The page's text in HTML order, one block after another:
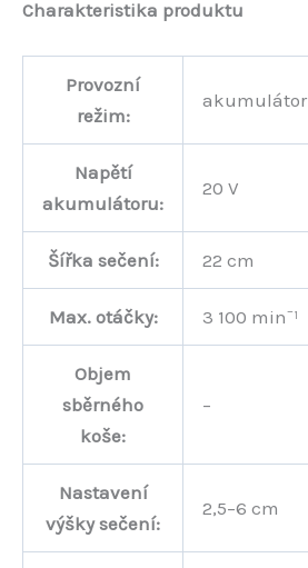
Charakteristika produktu
Provozní
režim:
akumulátor
Napětí
akumulátoru:
20 V
Šířka sečení: 22 cm
Max. otáčky: 3 100 min⁻¹
Objem
sběrného
koše:
–
Nastavení
výšky sečení:
2,5–6 cm